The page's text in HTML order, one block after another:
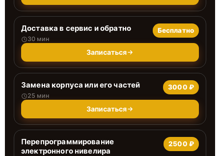
Доставка в сервис и обратно
30 мин
Бесплатно
Записаться
Замена корпуса или его частей
25 мин
3000 ₽
Записаться
Перепрограммирование
электронного нивелира
2500 ₽